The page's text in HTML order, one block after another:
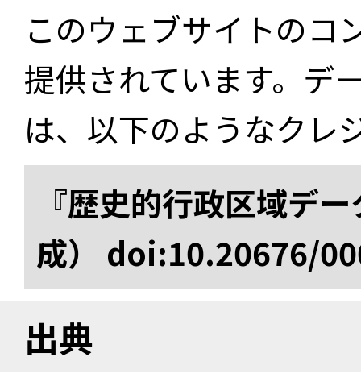
このウェブサイトのコ
提供されています。デ
は、以下のようなクレ
『歴史的行政区域デ
成） doi:10.20676/
出典